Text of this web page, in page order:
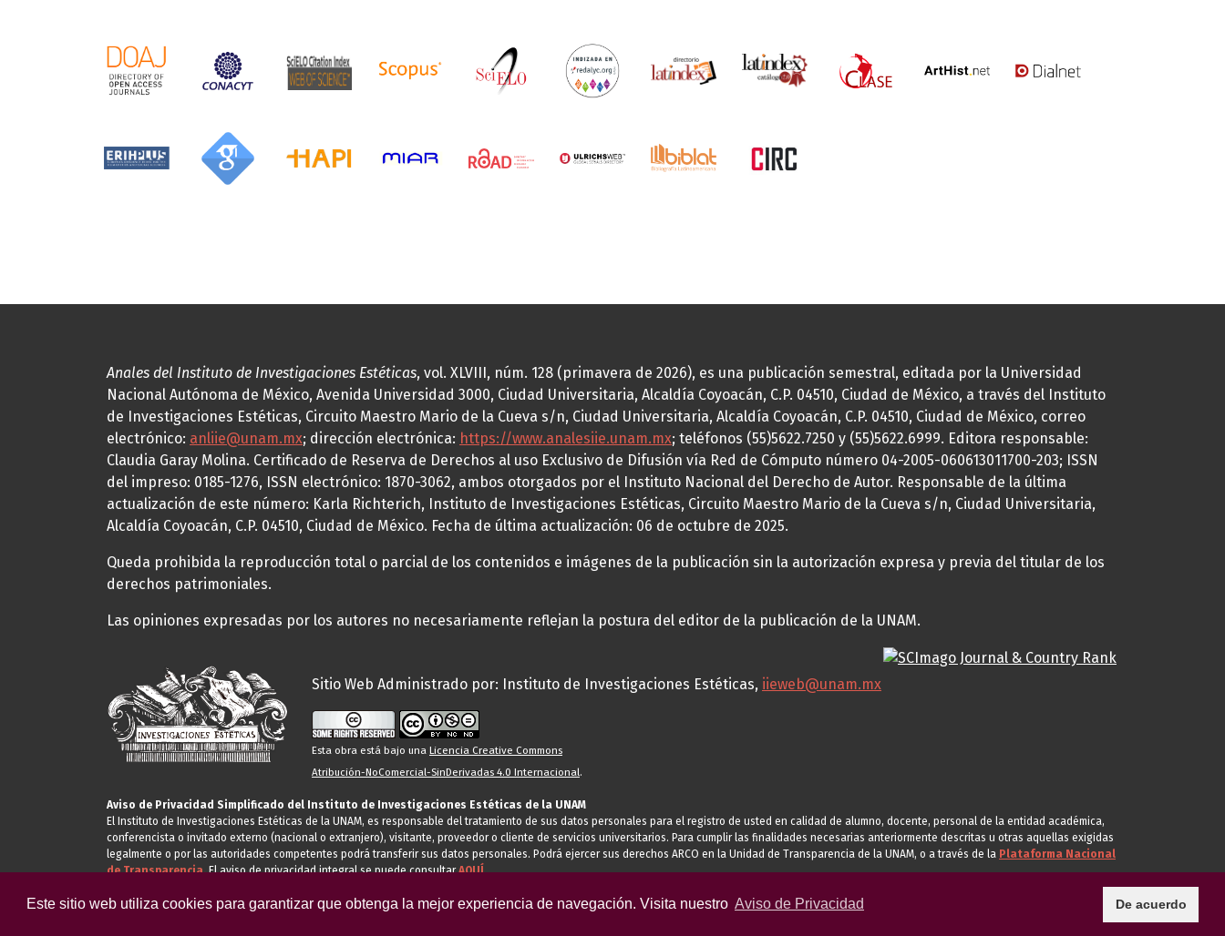
Este sitio web utiliza cookies para garantizar que obtenga la mejor experiencia de navegación. Visita nuestro Aviso de Privacidad De acuerdo
Anales del Instituto de Investigaciones Estéticas, vol. XLVIII, núm. 128 (primavera de 2026), es una publicación semestral, editada por la Universidad
Nacional Autónoma de México, Avenida Universidad 3000, Ciudad Universitaria, Alcaldía Coyoacán, C.P. 04510, Ciudad de México, a través del Instituto
de Investigaciones Estéticas, Circuito Maestro Mario de la Cueva s/n, Ciudad Universitaria, Alcaldía Coyoacán, C.P. 04510, Ciudad de México, correo
electrónico: anliie@unam.mx; dirección electrónica: https://www.analesiie.unam.mx; teléfonos (55)5622.7250 y (55)5622.6999. Editora responsable:
Claudia Garay Molina. Certificado de Reserva de Derechos al uso Exclusivo de Difusión vía Red de Cómputo número 04-2005-060613011700-203; ISSN
del impreso: 0185-1276, ISSN electrónico: 1870-3062, ambos otorgados por el Instituto Nacional del Derecho de Autor. Responsable de la última
actualización de este número: Karla Richterich, Instituto de Investigaciones Estéticas, Circuito Maestro Mario de la Cueva s/n, Ciudad Universitaria,
Alcaldía Coyoacán, C.P. 04510, Ciudad de México. Fecha de última actualización: 06 de octubre de 2025.
Queda prohibida la reproducción total o parcial de los contenidos e imágenes de la publicación sin la autorización expresa y previa del titular de los
derechos patrimoniales.
Las opiniones expresadas por los autores no necesariamente reflejan la postura del editor de la publicación de la UNAM.
Sitio Web Administrado por: Instituto de Investigaciones Estéticas, iieweb@unam.mx
Esta obra está bajo una Licencia Creative Commons
Atribución-NoComercial-SinDerivadas 4.0 Internacional.
Aviso de Privacidad Simplificado del Instituto de Investigaciones Estéticas de la UNAM
El Instituto de Investigaciones Estéticas de la UNAM, es responsable del tratamiento de sus datos personales para el registro de usted en calidad de alumno, docente, personal de la entidad académica,
conferencista o invitado externo (nacional o extranjero), visitante, proveedor o cliente de servicios universitarios. Para cumplir las finalidades necesarias anteriormente descritas u otras aquellas exigidas
legalmente o por las autoridades competentes podrá transferir sus datos personales. Podrá ejercer sus derechos ARCO en la Unidad de Transparencia de la UNAM, o a través de la Plataforma Nacional
de Transparencia.El aviso de privacidad integral se puede consultarAQUÍ